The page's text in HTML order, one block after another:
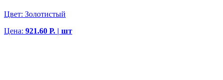
Цвет: Золотистый
Цена: 921.60 Р. | шт